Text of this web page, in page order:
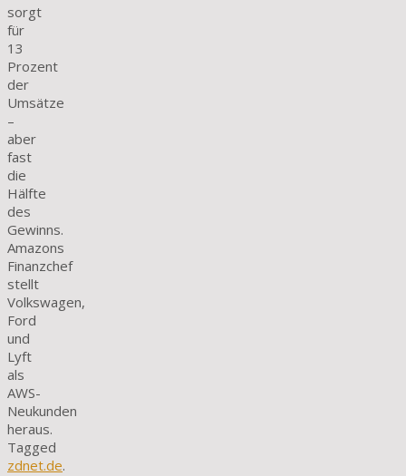
sorgt
für
13
Prozent
der
Umsätze
–
aber
fast
die
Hälfte
des
Gewinns.
Amazons
Finanzchef
stellt
Volkswagen,
Ford
und
Lyft
als
AWS-
Neukunden
heraus.
Tagged
zdnet.de.